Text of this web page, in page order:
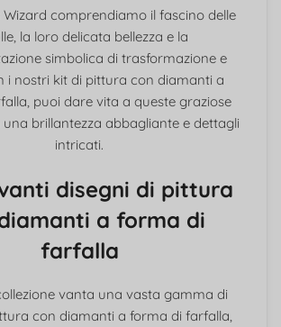
comprendiamo il fascino delle
la loro delicata bellezza e la
simbolica di trasformazione e
i nostri kit di pittura con diamanti a
puoi dare vita a queste graziose
brillantezza abbagliante e dettagli
intricati.
disegni di pittura
a forma di
farfalla
vanta una vasta gamma di
con diamanti a forma di farfalla,